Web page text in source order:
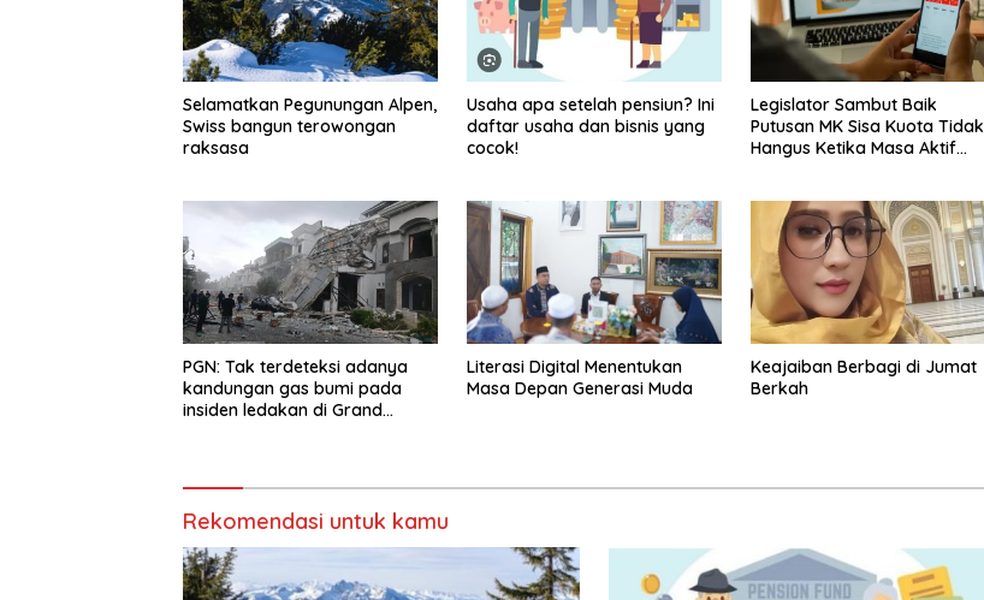
Selamatkan Pegunungan Alpen,
Swiss bangun terowongan
raksasa
Usaha apa setelah pensiun? Ini
daftar usaha dan bisnis yang
cocok!
Legislator Sambut Baik
Putusan MK Sisa Kuota Tidak
Hangus Ketika Masa Aktif
PGN: Tak terdeteksi adanya
kandungan gas bumi pada
insiden ledakan di Grand
Literasi Digital Menentukan
Masa Depan Generasi Muda
Keajaiban Berbagi di Jumat
Berkah
Rekomendasi untuk kamu